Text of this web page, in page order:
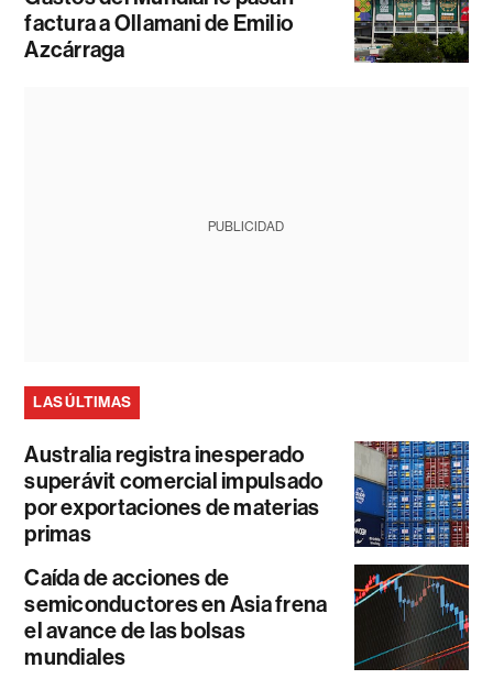
factura a Ollamani de Emilio
Azcárraga
PUBLICIDAD
LAS ÚLTIMAS
Australia registra inesperado
superávit comercial impulsado
por exportaciones de materias
primas
Caída de acciones de
semiconductores en Asia frena
el avance de las bolsas
mundiales